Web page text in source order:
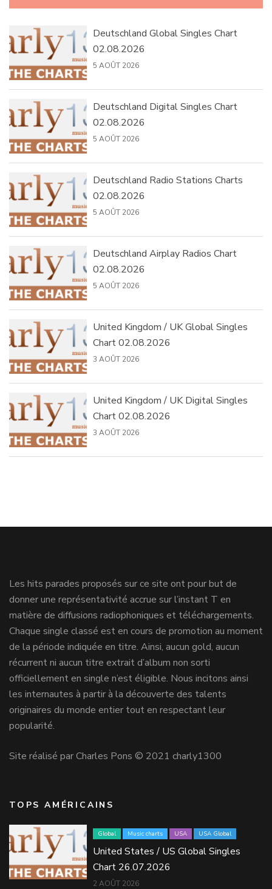
Deutschland Global Singles Chart
02.08.2026
5 AOÛT 2026
Deutschland Digital Singles Chart
02.08.2026
5 AOÛT 2026
Deutschland Radio Stations Charts
02.08.2026
5 AOÛT 2026
Deutschland Airplay Radios Chart
02.08.2026
5 AOÛT 2026
United Kingdom / UK Global Singles
Chart 02.08.2026
3 AOÛT 2026
United Kingdom / UK Digital Singles
Chart 02.08.2026
3 AOÛT 2026
Les hits parades proposés sur ce site ont pour but de
donner une représentativité accrue sur l’instant T en
matière de diffusions radiophoniques et téléchargements.
Chaque single classé est en cours de promotion au moment
de la période indiquée en titre. Ainsi, aucun gold, aucun
récurrent ni aucun titre extrait d’album non sorti
officiellement en single n’est éligible. Nous incitons ainsi
les internautes à partir à la découverte des talents
originaires du monde entier tout en respectant leur
popularité.
Site réalisé par Charles Pons © 2021 charly1300
TOPS AMÉRICAINS
Global Music charts USA USA Global
United States / US Global Singles
Chart 26.07.2026
2 AOÛT 2026